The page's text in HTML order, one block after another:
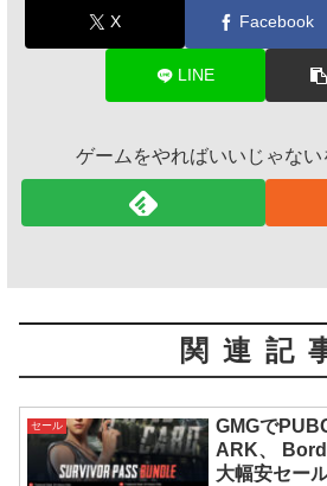
X Facebook
LINE
ゲームをやればいいじゃない
関連記
セール
GMGで
ARK、
大幅安セー